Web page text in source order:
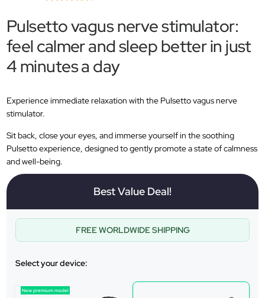
Pulsetto vagus nerve stimulator:
feel calmer and sleep better in just
4 minutes a day
Experience immediate relaxation with the Pulsetto vagus nerve
stimulator.
Sit back, close your eyes, and immerse yourself in the soothing
Pulsetto experience, designed to gently promote a state of calmness
and well-being.
Best Value Deal!
FREE WORLDWIDE SHIPPING
Select your device:
New premium model